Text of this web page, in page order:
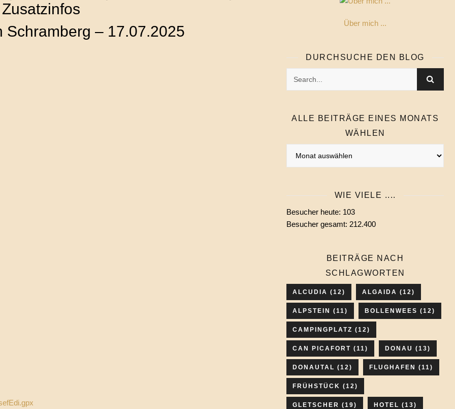
Schramberg – 17.07.2025
Über mich ...
DURCHSUCHE DEN BLOG
ALLE BEITRÄGE EINES MONATS
WÄHLEN
wählen
WIE VIELE ....
Besucher heute: 103
Besucher gesamt: 212.400
BEITRÄGE NACH
SCHLAGWORTEN
ALCUDIA (12) ALGAIDA (12)
ALPSTEIN (11) BOLLENWEES (12)
CAMPINGPLATZ (12)
CAN PICAFORT (11) DONAU (13)
DONAUTAL (12) FLUGHAFEN (11)
FRÜHSTÜCK (12)
GLETSCHER (19) HOTEL (13)